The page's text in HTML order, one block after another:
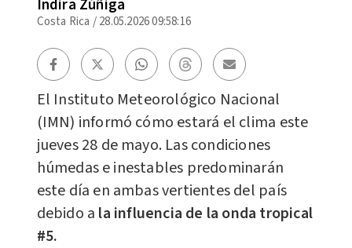
Indira Zúñiga
Costa Rica /28.05.2026 09:58:16
El Instituto Meteorológico Nacional
(IMN) informó cómo estará el clima este
jueves 28 de mayo. Las condiciones
húmedas e inestables predominarán
este día en ambas vertientes del país
debido a la influencia de la onda tropical
#5.